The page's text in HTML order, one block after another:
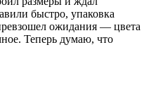
быстро, упаковка
ожидания — цвета
Теперь думаю, что